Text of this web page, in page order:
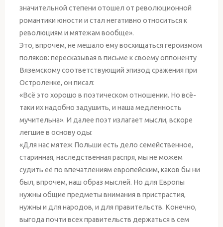
значительной степени отошел от революционной
романтики юности и стал негативно относиться к
революциям и мятежам вообще».
Это, впрочем, не мешало ему восхищаться героизмом
поляков: пересказывая в письме к своему оппоненту
Вяземскому соответствующий эпизод сражения при
Остроленке, он писал:
«Всё это хорошо в поэтическом отношении. Но всё-
таки их надобно задушить, и наша медленность
мучительна». И далее поэт излагает мысли, вскоре
легшие в основу оды:
«Для нас мятеж Польши есть дело семейственное,
старинная, наследственная распря, мы не можем
судить её по впечатлениям европейским, каков бы ни
был, впрочем, наш образ мыслей. Но для Европы
нужны общие предметы внимания в пристрастия,
нужны и для народов, и для правительств. Конечно,
выгода почти всех правительств держаться в сем